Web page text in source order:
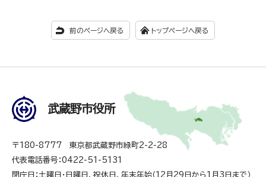
前のページへ戻る トップページへ戻る
武蔵野市役所
〒180-8777 東京都武蔵野市緑町2-2-28
代表電話番号：0422-51-5131
閉庁日：土曜日・日曜日、祝休日、年末年始（12月29日から1月3日まで）